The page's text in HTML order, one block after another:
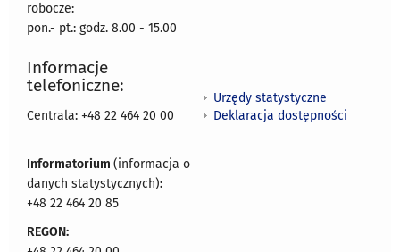
robocze:
pon.- pt.: godz. 8.00 - 15.00
Informacje
telefoniczne:
Centrala: +48 22 464 20 00
Informatorium (informacja o
danych statystycznych):
+48 22 464 20 85
REGON:
Urzędy statystyczne
Deklaracja dostępności